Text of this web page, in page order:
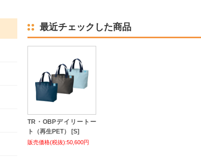
最近チェックした商品
TR・OBPデイリートー
ト（再生PET） [S]
販売価格(税抜):50,600円